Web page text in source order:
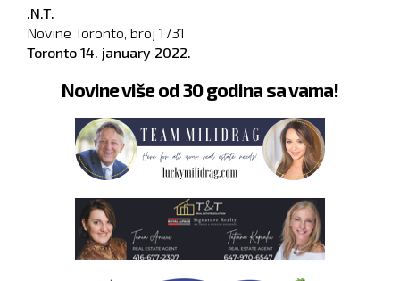
.N.T.
Novine Toronto, broj 1731
Toronto 14. january 2022.
Novine više od 30 godina sa vama!